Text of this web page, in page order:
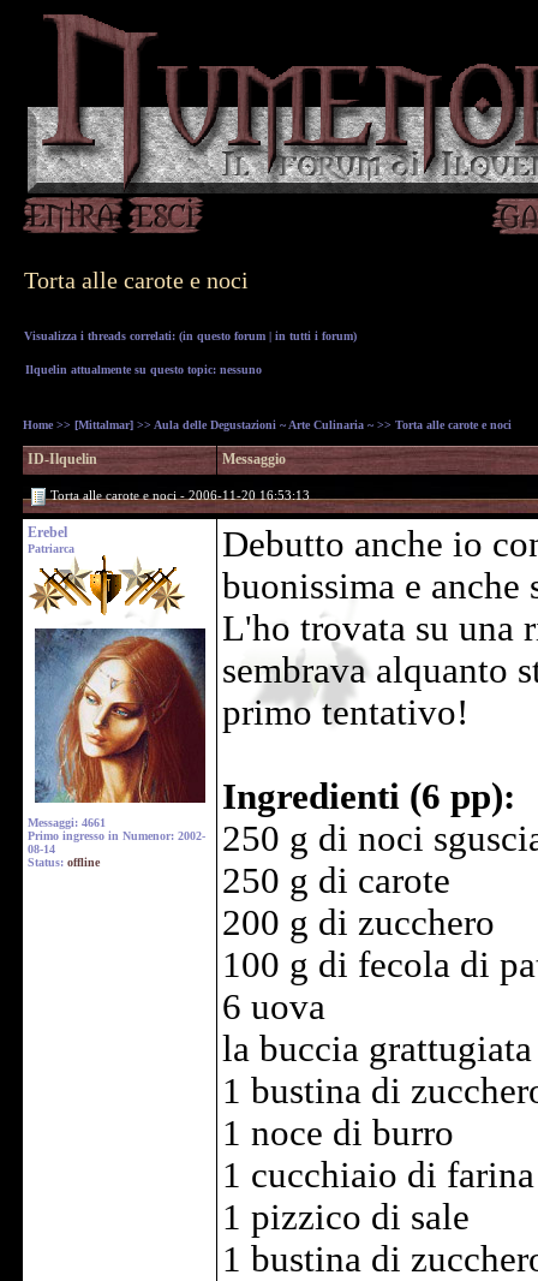
Torta alle carote e noci
Visualizza i threads correlati: (in questo forum | in tutti i forum)
Ilquelin attualmente su questo topic: nessuno
Home >> [Mittalmar] >> Aula delle Degustazioni ~ Arte Culinaria ~ >> Torta alle carote e noci
ID-Ilquelin Messaggio
Torta alle carote e noci - 2006-11-20 16:53:13
Erebel
Patriarca
Messaggi: 4661
Primo ingresso in Numenor: 2002-
08-14
Status: offline
Debutto anche io
buonissima e
L'ho trovata su una
sembrava alquanto
primo tentativo!
Ingredienti (6 pp):
250 g di noci
250 g di carote
200 g di zucchero
100 g di fecola di
6 uova
la buccia
1 bustina di
1 noce di burro
1 cucchiaio di
1 pizzico di sale
1 bustina di